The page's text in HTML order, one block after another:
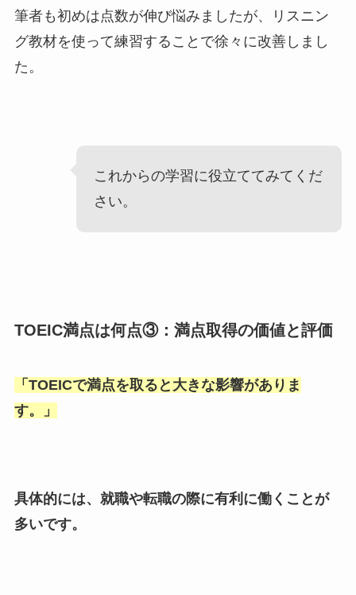
筆者も初めは点数が伸び悩みましたが、リスニン
グ教材を使って練習することで徐々に改善しまし
た。
これからの学習に役立ててみてくだ
さい。
TOEIC満点は何点③：満点取得の価値と評価
「 TOEICで満点を取ると大きな影響がありま
す。
」
具体的には、就職や転職の際に有利に働くことが
多いです。